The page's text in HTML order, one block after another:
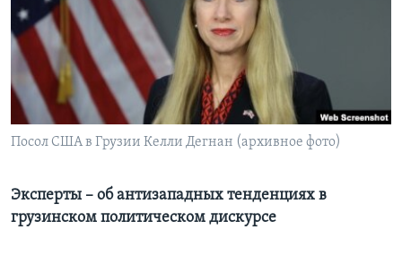
Learning English
СОЦИАЛЬНЫЕ СЕТИ
Посол США в Грузии Келли Дегнан (архивное фото)
Эксперты – об антизападных тенденциях в
грузинском политическом дискурсе